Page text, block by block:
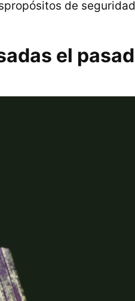
de
el